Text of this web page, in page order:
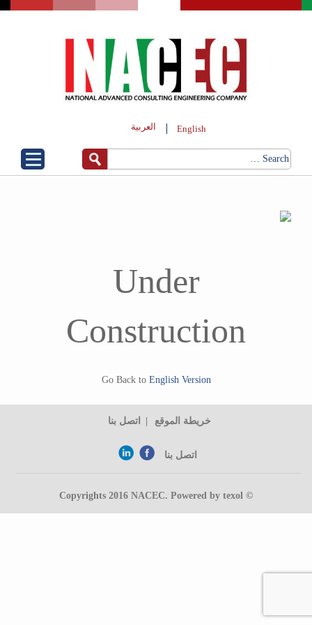
English العربية
Under
Construction
Go Back to English Version
خريطة الموقع اتصل بنا
اتصل بنا
© Copyrights 2016
NACEC. Powered by texol